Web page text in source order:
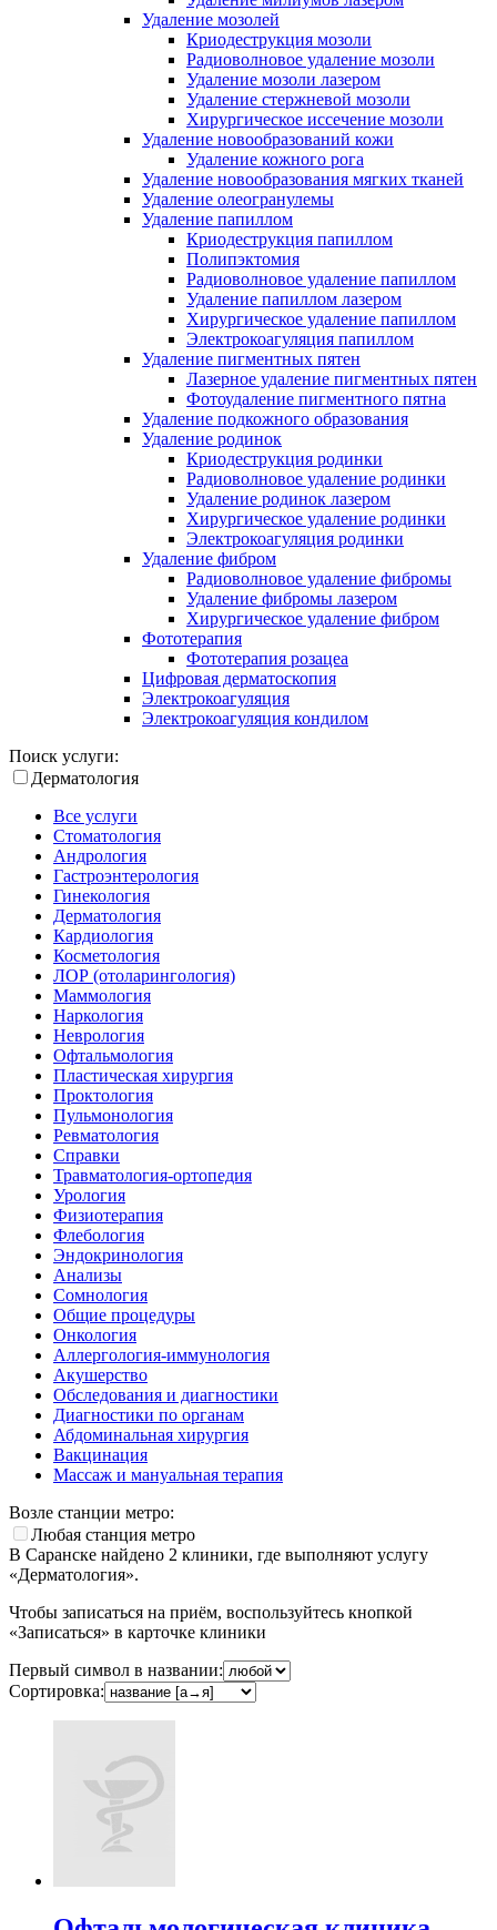
Удаление мозолей
Криодеструкция мозоли
Радиоволновое удаление мозоли
Удаление мозоли лазером
Удаление стержневой мозоли
Хирургическое иссечение мозоли
Удаление новообразований кожи
Удаление кожного рога
Удаление новообразования мягких тканей
Удаление олеогранулемы
Удаление папиллом
Криодеструкция папиллом
Полипэктомия
Радиоволновое удаление папиллом
Удаление папиллом лазером
Хирургическое удаление папиллом
Электрокоагуляция папиллом
Удаление пигментных пятен
Лазерное удаление пигментных пятен
Фотоудаление пигментного пятна
Удаление подкожного образования
Удаление родинок
Криодеструкция родинки
Радиоволновое удаление родинки
Удаление родинок лазером
Хирургическое удаление родинки
Электрокоагуляция родинки
Удаление фибром
Радиоволновое удаление фибромы
Удаление фибромы лазером
Хирургическое удаление фибром
Фототерапия
Фототерапия розацеа
Цифровая дерматоскопия
Электрокоагуляция
Электрокоагуляция кондилом
Поиск услуги:
Дерматология
Все услуги
Стоматология
Андрология
Гастроэнтерология
Гинекология
Дерматология
Кардиология
Косметология
ЛОР (отоларингология)
Маммология
Наркология
Неврология
Офтальмология
Пластическая хирургия
Проктология
Пульмонология
Ревматология
Справки
Травматология-ортопедия
Урология
Физиотерапия
Флебология
Эндокринология
Анализы
Сомнология
Общие процедуры
Онкология
Аллергология-иммунология
Акушерство
Обследования и диагностики
Диагностики по органам
Абдоминальная хирургия
Вакцинация
Массаж и мануальная терапия
Возле станции метро:
Любая станция метро
В Саранске найдено 2 клиники, где выполняют услугу
«Дерматология».
Чтобы записаться на приём, воспользуйтесь кнопкой
«Записаться» в карточке клиники
Первый символ в названии:
Сортировка: